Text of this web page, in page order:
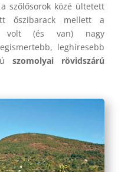
szőlősorok közé ültetett
őszibarack mellett a
volt (és van) nagy
leghíresebb
szomolyai rövidszárú